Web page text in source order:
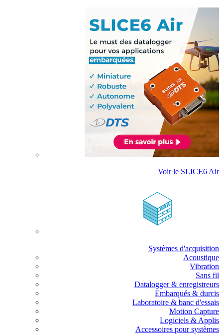
Voir le SLICE6 Air
Systèmes d'acquisition
Acoustique
Vibration
Sans fil
Datalogger & enregistreurs
Embarqués & durcis
Laboratoire & banc d'essais
Motion Capture
Logiciels & Applis
Accessoires pour systèmes